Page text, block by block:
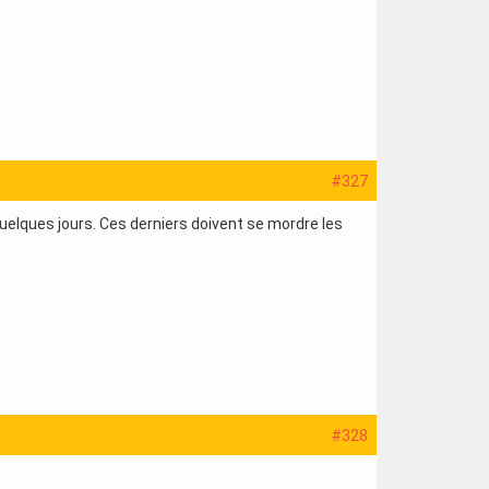
#327
jours. Ces derniers doivent se mordre les
#328